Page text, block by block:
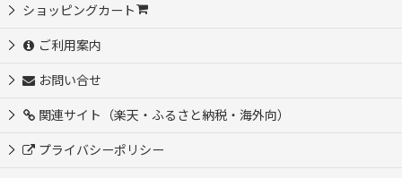
ショッピングカート
ご利用案内
お問い合せ
関連サイト（楽天・ふるさと納税・海外向）
プライバシーポリシー